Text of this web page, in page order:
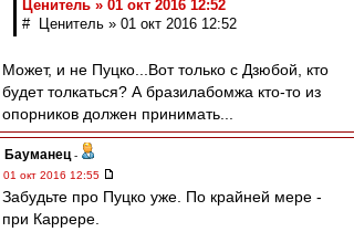
Ценитель » 01 окт 2016 12:52
# Ценитель » 01 окт 2016 12:52
Может, и не Пуцко...Вот только с Дзюбой, кто
будет толкаться? А бразилабомжа кто-то из
опорников должен принимать...
Бауманец -
01 окт 2016 12:55
Забудьте про Пуцко уже. По крайней мере -
при Каррере.